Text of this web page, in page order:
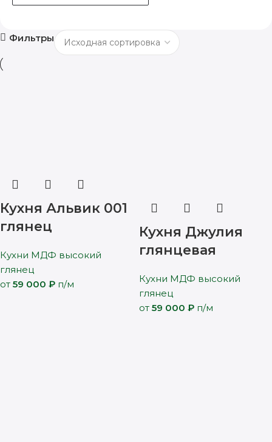
Фильтры
Кухня Альвик 001
глянец
Кухни МДФ высокий
глянец
от 59 000 ₽ п/м
Кухня Джулия
глянцевая
Кухни МДФ высокий
глянец
от 59 000 ₽ п/м